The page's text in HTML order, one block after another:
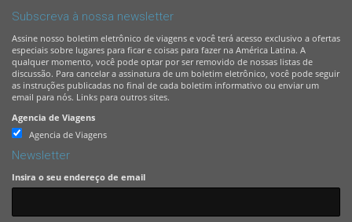
Subscreva à nossa newsletter
Assine nosso boletim eletrônico de viagens e você terá acesso exclusivo a ofertas
especiais sobre lugares para ficar e coisas para fazer na América Latina. A
qualquer momento, você pode optar por ser removido de nossas listas de
discussão. Para cancelar a assinatura de um boletim eletrônico, você pode seguir
as instruções publicadas no final de cada boletim informativo ou enviar um
email para nós. Links para outros sites.
Agencia de Viagens
Agencia de Viagens
Newsletter
Insira o seu endereço de email